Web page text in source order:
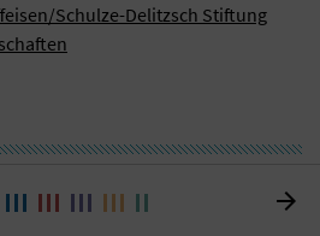
Schulze-Delitzsch Stiftung
